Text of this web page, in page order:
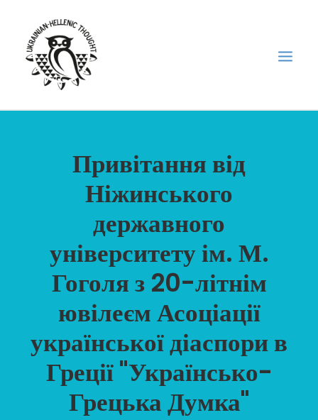
НЕДІЛЬНА ШКОЛА
ГОЛОДОМОР
“ВІСНИК”/”ΑΓΓΕΛΙΑΦΌΡΟΣ”
SEARCH
Привітання від
Ніжинського
державного
університету ім. М.
Гоголя з 20-літнім
ювілеєм Асоціації
української діаспори в
Греції "Українсько-
Грецька Думка"